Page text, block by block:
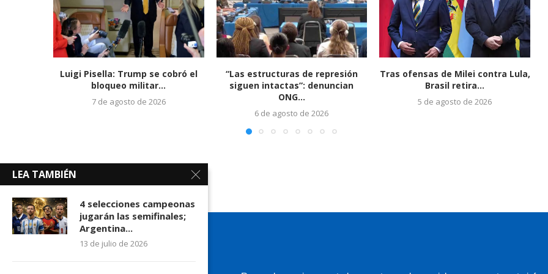
Luigi Pisella: Trump se cobró el
bloqueo militar...
7 de agosto de 2026
“Las estructuras de represión
siguen intactas”: denuncian
ONG...
6 de agosto de 2026
Tras ofensas de Milei contra Lula,
Brasil retira...
5 de agosto de 2026
LEA TAMBIÉN
4 selecciones campeonas
jugarán las semifinales;
Argentina...
13 de julio de 2026